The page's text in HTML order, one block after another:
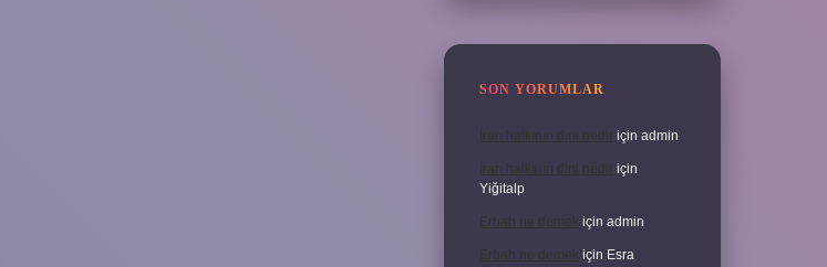
SON YORUMLAR
İran halkının dini nedir için admin
İran halkının dini nedir için
Yiğitalp
Erbah ne demek için admin
Erbah ne demek için Esra